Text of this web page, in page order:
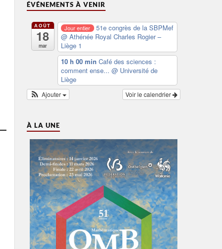
ÉVÉNEMENTS À VENIR
AOÛT
18
mar
Jour entier
51e congrès de la SBPMef
@ Athénée Royal Charles Rogier –
Liège 1
10 h 00 min Café des sciences :
comment ense... @ Université de
Liège
Voir le calendrier
Ajouter
À LA UNE